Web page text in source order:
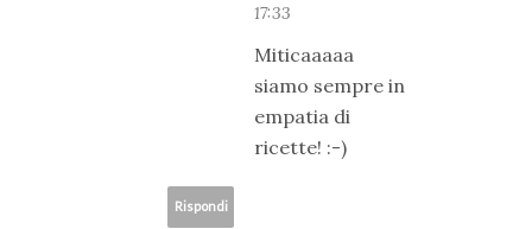
17:33
Miticaaaaa
siamo sempre in
empatia di
ricette! :-)
Rispondi